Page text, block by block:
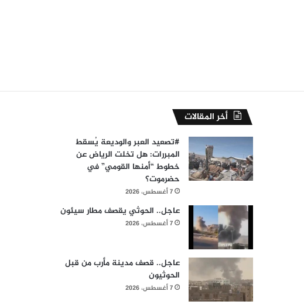
أخر المقالات
#​تصعيد العبر والوديعة يُسقط
المبررات: هل تخلت الرياض عن
خطوط “أمنها القومي” في
حضرموت؟
7 أغسطس، 2026
عاجل.. الحوثي يقصف مطار سيئون
7 أغسطس، 2026
عاجل.. قصف مدينة مأرب من قبل
الحوثيون
7 أغسطس، 2026